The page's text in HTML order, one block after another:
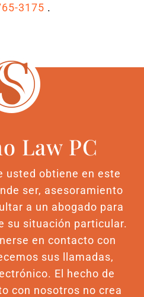
3175 .
Law PC
usted obtiene en este
ser, asesoramiento
a un abogado para
su situación particular.
en contacto con
sus llamadas,
El hecho de
con nosotros no crea